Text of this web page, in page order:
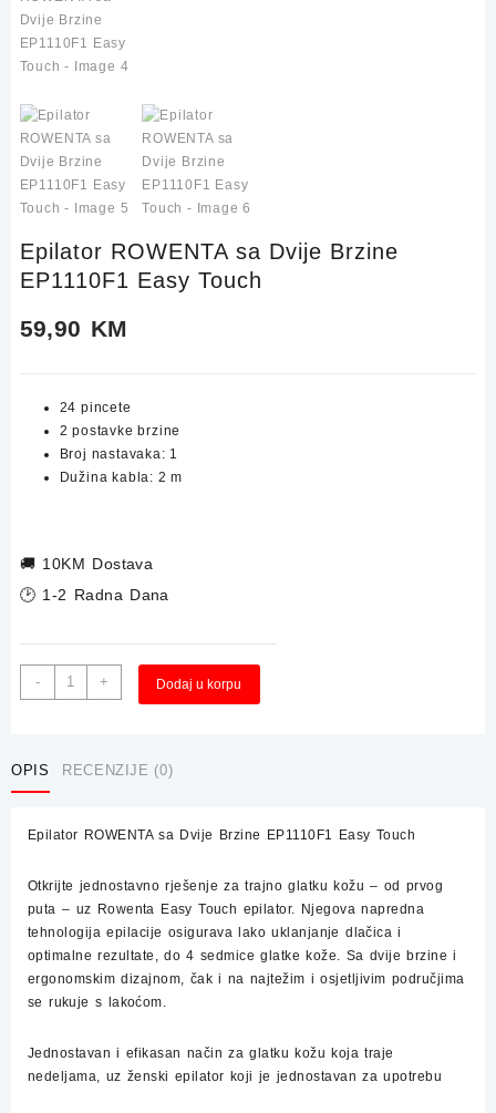
Epilator ROWENTA sa Dvije Brzine
EP1110F1 Easy Touch
59,90 KM
24 pincete
2 postavke brzine
Broj nastavaka: 1
Dužina kabla: 2 m
🚚 10KM Dostava
🕑 1-2 Radna Dana
-
Epilator
ROWENTA
Brzine
Touch
+ Dodaj u korpu
OPIS RECENZIJE (0)
Epilator ROWENTA sa Dvije Brzine EP1110F1 Easy Touch
Otkrijte jednostavno rješenje za trajno glatku kožu – od prvog
puta – uz Rowenta Easy Touch epilator. Njegova napredna
tehnologija epilacije osigurava lako uklanjanje dlačica i
optimalne rezultate, do 4 sedmice glatke kože. Sa dvije brzine i
ergonomskim dizajnom, čak i na najtežim i osjetljivim područjima
se rukuje s lakoćom.
Jednostavan i efikasan način za glatku kožu koja traje
nedeljama, uz ženski epilator koji je jednostavan za upotrebu